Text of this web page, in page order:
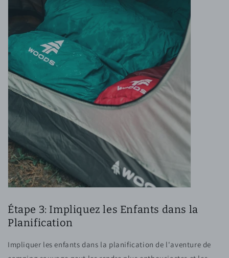
Étape 3: Impliquez les Enfants dans la
Planification
Impliquer les enfants dans la planification de l'aventure de